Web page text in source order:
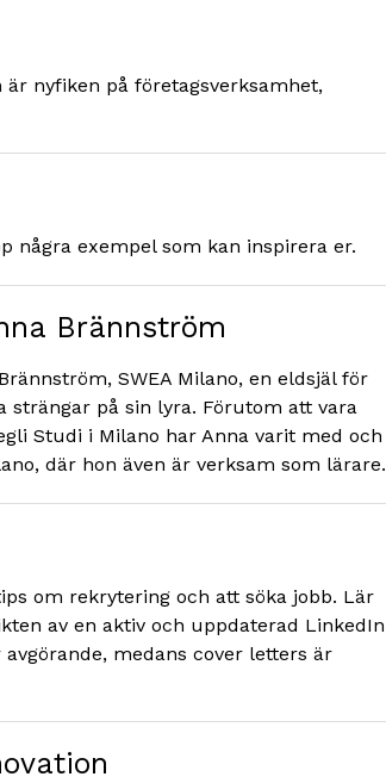
är nyfiken på företagsverksamhet,
några exempel som kan inspirera er.
Brännström
SWEA Milano, en eldsjäl för
strängar på sin lyra. Förutom att vara
Studi i Milano har Anna varit med och
där hon även är verksam som lärare.
om rekrytering och att söka jobb. Lär
av en aktiv och uppdaterad LinkedIn
medans cover letters är